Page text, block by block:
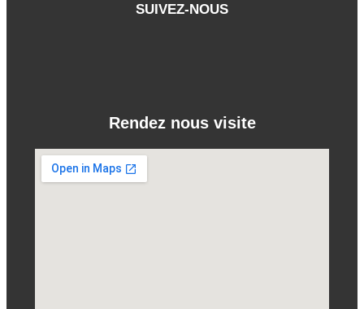
Rendez nous visite
SUIVEZ-NOUS